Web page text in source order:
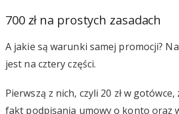
700 zł na prostych zasadach
A jakie są warunki samej promocji?
jest na cztery części.
Pierwszą z nich, czyli 20 zł w
fakt podpisania umowy o konto oraz